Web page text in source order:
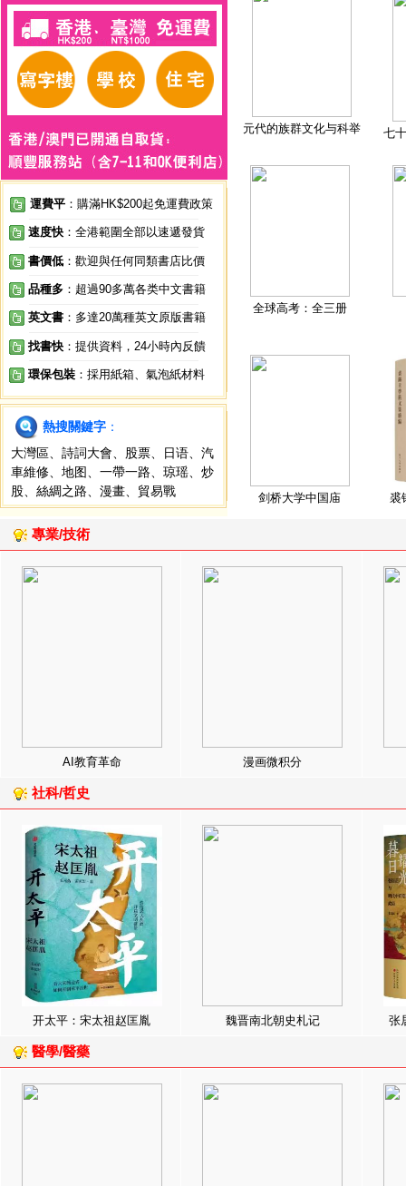
運費平 ：購滿HK$200起免運費政策
速度快 ：全港範圍全部以速遞發貨
書價低 ：歡迎與任何同類書店比價
品種多 ：超過90多萬各类中文書籍
英文書 ：多達20萬種英文原版書籍
找書快 ：提供資料，24小時內反饋
環保包裝 ：採用紙箱、氣泡紙材料
熱搜關鍵字 ：
大灣區
詩詞大會 股票 日语
汽
車維修
地图 一帶一路 琼瑶
炒
股
絲綢之路 漫畫 貿易戰
元代的族群文化与科举 七
全球高考：全三册
剑桥大学中国庙 裘
專業/技術
AI教育革命 漫画微积分
社科/哲史
开太平：宋太祖赵匡胤 魏晋南北朝史札记 张
醫學/醫藥